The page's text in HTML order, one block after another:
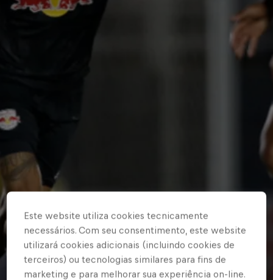
Este website utiliza cookies tecnicamente
necessários. Com seu consentimento, este website
utilizará cookies adicionais (incluindo cookies de
terceiros) ou tecnologias similares para fins de
marketing e para melhorar sua experiência on-line.